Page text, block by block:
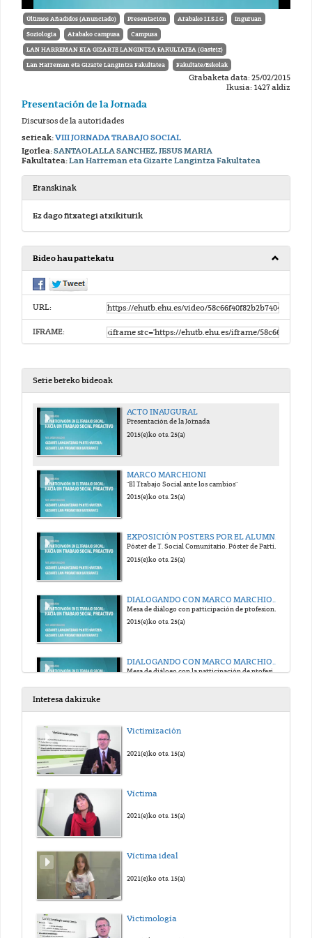
Últimos Añadidos (Anunciado) Presentación Arabako I.I.S.I.G Inguruan
Soziologia Arabako campusa Campusa
LAN HARREMAN ETA GIZARTE LANGINTZA FAKULTATEA (Gasteiz)
Lan Harreman eta Gizarte Langintza Fakultatea Fakultate/Eskolak
Grabaketa data: 25/02/2015
Ikusia: 1427 aldiz
Presentación de la Jornada
Discursos de la autoridades
serieak:VIII JORNADA TRABAJO SOCIAL
Igorlea:SANTAOLALLA SANCHEZ, JESUS MARIA
Fakultatea:Lan Harreman eta Gizarte Langintza Fakultatea
Eranskinak
Ez dago fitxategi atxikiturik
Bideo hau partekatu
URL:
IFRAME:
Serie bereko bideoak
ACTO INAUGURAL
Presentación de la Jornada
2015(e)ko ots. 25(a)
MARCO MARCHIONI
"El Trabajo Social ante los cambios"
2015(e)ko ots. 25(a)
EXPOSICIÓN POSTERS POR EL ALUMNADO DE LA ESCUELA
Póster de T. Social Comunitario. Póster de Participación ciudadana
2015(e)ko ots. 25(a)
Mesa de diálogo con participación de profesionales
2015(e)ko ots. 25(a)
DIALOGANDO CON MARCO MARCHIONI (2ª Parte)
Mesa de diálogo con la participación de profesionales
Representación con actores no profesionales
Interesa dakizuke
Victimización
2021(e)ko ots. 15(a)
Víctima
2021(e)ko ots. 15(a)
Víctima ideal
2021(e)ko ots. 15(a)
Victimología